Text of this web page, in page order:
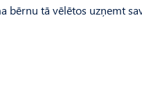
bērnu tā vēlētos uzņemt